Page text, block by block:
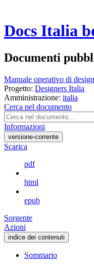
Docs Italia
Documenti
Manuale operativo di design
Progetto: Designers Italia
Amministrazione: italia
Cerca nel documento
Informazioni
versione-corrente
Scarica
pdf
html
epub
Sorgente
Azioni
indice dei contenuti
Sommario